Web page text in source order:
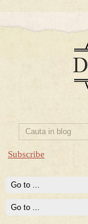
Subscribe
Prima mea carte
Averea
conturi secrete ale